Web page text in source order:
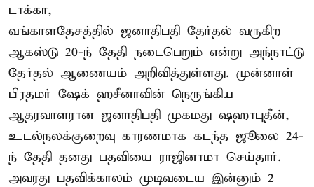
டாக்கா,
வங்காளதேசத்தில் ஜனாதிபதி தேர்தல் வருகிற
ஆகஸ்டு 20-ந் தேதி நடைபெறும் என்று அந்நாட்டு
தேர்தல் ஆணையம் அறிவித்துள்ளது. முன்னாள்
பிரதமர் ஷேக் ஹசீனாவின் நெருங்கிய
ஆதரவாளரான ஜனாதிபதி முகமது ஷஹாபுதீன்,
உடல்நலக்குறைவு காரணமாக கடந்த ஜூலை 24-
ந் தேதி தனது பதவியை ராஜினாமா செய்தார்.
அவரது பதவிக்காலம் முடிவடைய இன்னும் 2